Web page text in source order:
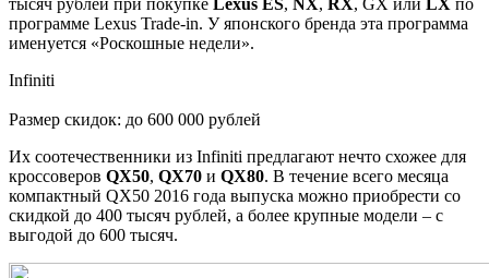
программе Lexus Trade-in. У японского бренда эта программа
именуется «Роскошные недели».
Infiniti
Размер скидок: до 600 000 рублей
Их соотечественники из Infiniti предлагают нечто схожее для
кроссоверов QX50, QX70 и QX80. В течение всего месяца
компактный QX50 2016 года выпуска можно приобрести со
скидкой до 400 тысяч рублей, а более крупные модели – с
выгодой до 600 тысяч.